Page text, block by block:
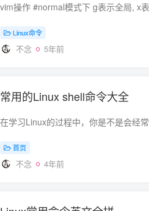
Linux命令
不念 5年前
常用的Linux shell命令大全
首页
不念 4年前